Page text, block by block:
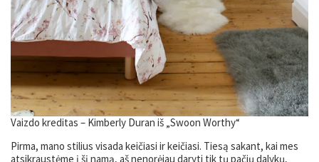
Vaizdo kreditas – Kimberly Duran iš „Swoon Worthy“
Pirma, mano stilius visada keičiasi ir keičiasi. Tiesą sakant, kai mes
atsikraustėme į šį namą, aš nenorėjau daryti tik tų pačių dalykų,